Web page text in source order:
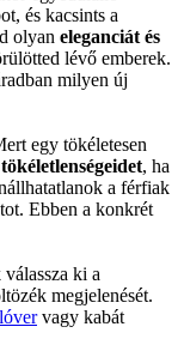
és kacsints a
olyan eleganciát és
lévő emberek.
milyen új
egy tökéletesen
, ha
a férfiak
Ebben a konkrét
ki a
megjelenését.
vagy kabát